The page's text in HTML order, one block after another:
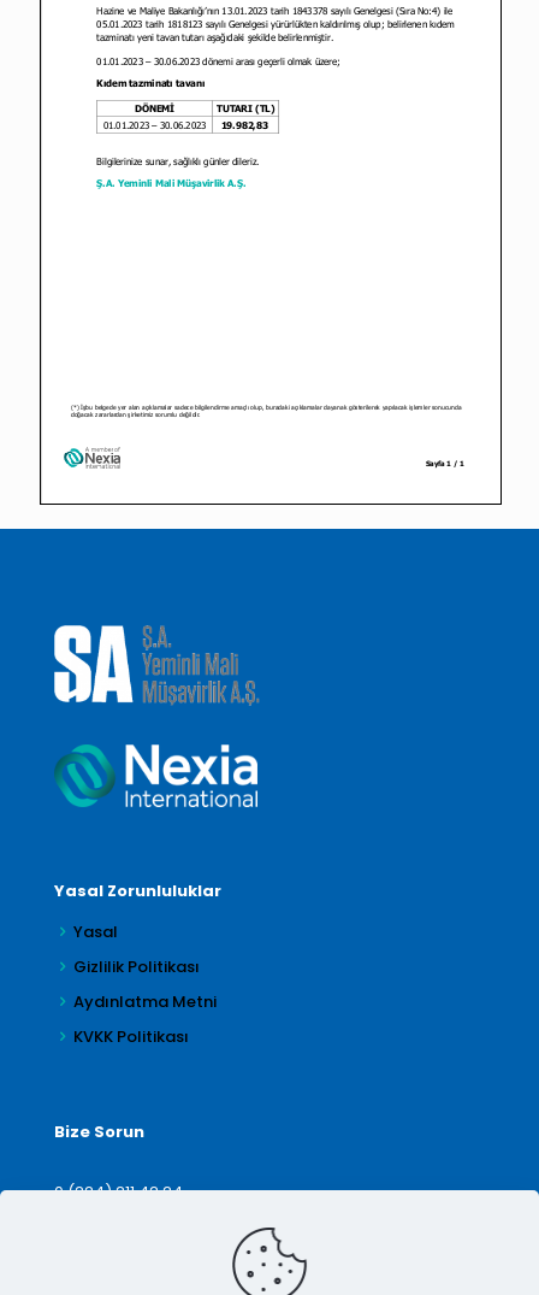
Yasal Zorunluluklar
Yasal
Gizlilik Politikası
Aydınlatma Metni
KVKK Politikası
Bize Sorun
0 (224) 211 42 24